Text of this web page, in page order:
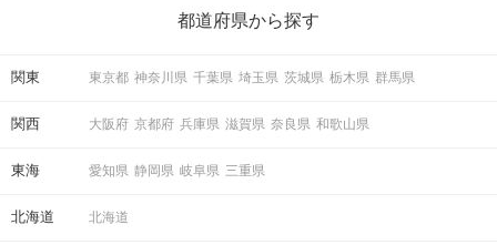
の楽しいことアイデアを集めました♪ いままさに楽しいことを探し
都道府県から探す
関東 東京都 神奈川県 千葉県 埼玉県 茨城県 栃木県 群馬県
関西 大阪府 京都府 兵庫県 滋賀県 奈良県 和歌山県
東海 愛知県 静岡県 岐阜県 三重県
北海道 北海道